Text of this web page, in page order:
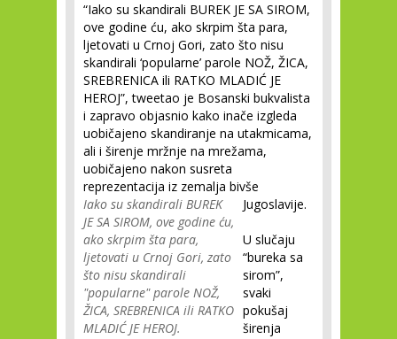
“Iako su skandirali BUREK JE SA SIROM,
ove godine ću, ako skrpim šta para,
ljetovati u Crnoj Gori, zato što nisu
skandirali ‘popularne’ parole NOŽ, ŽICA,
SREBRENICA ili RATKO MLADIĆ JE
HEROJ”, tweetao je Bosanski bukvalista
i zapravo objasnio kako inače izgleda
uobičajeno skandiranje na utakmicama,
ali i širenje mržnje na mrežama,
uobičajeno nakon susreta
reprezentacija iz zemalja bivše
Jugoslavije.
Iako su skandirali BUREK
JE SA SIROM, ove godine ću,
ako skrpim šta para,
ljetovati u Crnoj Gori, zato
što nisu skandirali
"popularne" parole NOŽ,
ŽICA, SREBRENICA ili RATKO
MLADIĆ JE HEROJ.
U slučaju
“bureka sa
sirom”,
svaki
pokušaj
širenja